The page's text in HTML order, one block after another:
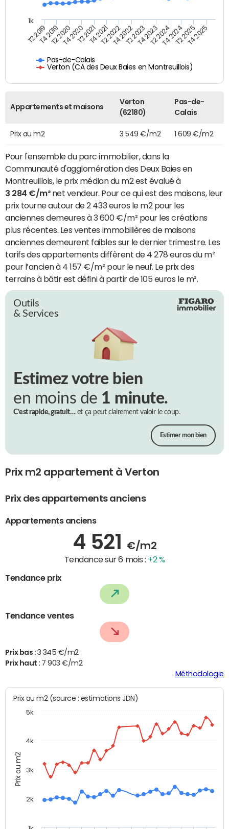
Pas-de-Calais
Verton (CA des Deux Baies en Montreuillois)
T2 2019T4 2019T2 2020T4 2020T2 2021T4 2021T2 2022T4 2022T2 2023T4 2023T2 2024T4 2024T2 2025T4 2025
1k
Appartements et maisons
Verton
(62180)
Pas-de-
Calais
Prix au m2 3 549 €/m2 1 609 €/m2
Pour l'ensemble du parc immobilier, dans la
Communauté d'agglomération des Deux Baies en
Montreuillois, le prix médian du m2 est évalué à
3 284 €/m²net vendeur. Pour ce qui est des maisons, leur
prix tourne autour de 2 433 euros le m2 pour les
anciennes demeures à 3 600 €/m² pour les créations
plus récentes. Les ventes immobilières de maisons
anciennes demeurent faibles sur le dernier trimestre. Les
tarifs des appartements diffèrent de 4 278 euros du m²
pour l’ancien à 4 157 €/m² pour le neuf. Le prix des
terrains à bâtir est défini à partir de 105 euros le m².
Outils
& Services
Estimez votre bien
en moins de 1 minute.
C’est rapide, gratuit…et ça peut clairement valoir le coup.
Estimer mon bien
Prix m2 appartement à Verton
Prix des appartements anciens
Appartements anciens
4 521 €/m2
Tendance sur 6 mois : +2 %
Tendance prix
Tendance ventes
Prix bas : 3 345 €/m2
Prix haut : 7 903 €/m2
Méthodologie
Prix au m2
Prix au m2 (source : estimations JDN)
2k
3k
4k
5k